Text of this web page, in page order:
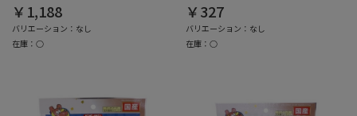
￥1,188
バリエーション：なし
在庫：○
￥327
バリエーション：なし
在庫：○